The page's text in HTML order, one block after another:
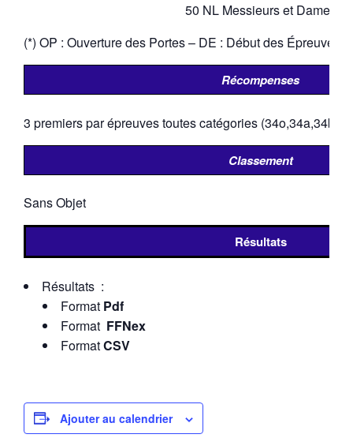
50 NL Messieurs et Dames
(*) OP : Ouverture des Portes – DE : Début des Épreuves
Récompenses
3 premiers par épreuves toutes catégories (34o,34a,34b)
Classement
Sans Objet
Résultats
Résultats :
Format Pdf
Format FFNex
FormatCSV
Ajouter au calendrier